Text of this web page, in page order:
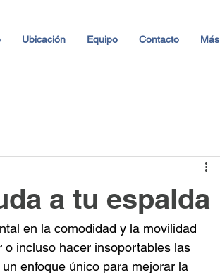
Ubicación Equipo Contacto Más
a tu espalda
en la comodidad y la movilidad
incluso hacer insoportables las
enfoque único para mejorar la